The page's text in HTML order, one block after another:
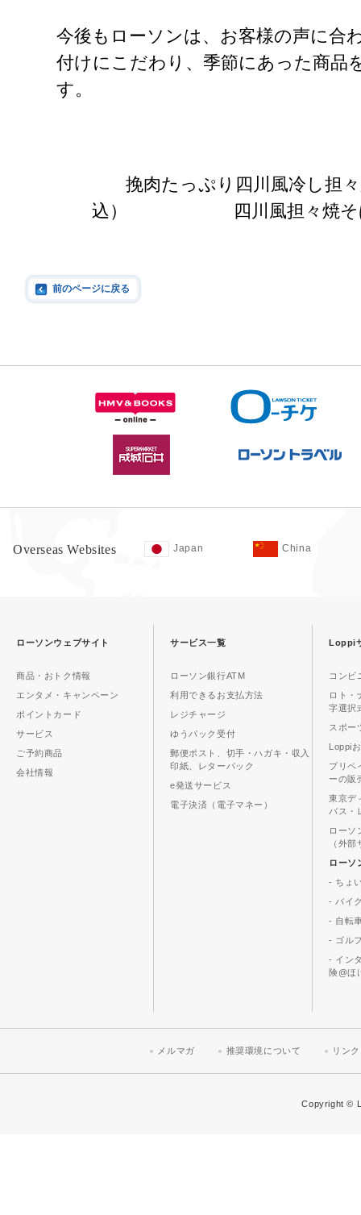
今後もローソンは、お客様の声に合
付けにこだわり、季節にあった商品
す。
挽肉たっぷり四川風冷し担
込） 四川風担々焼そば
前のページに戻る
Overseas Websites Japan China
ローソンウェブサイト
商品・おトク情報
エンタメ・キャンペーン
ポイントカード
サービス
ご予約商品
会社情報
サービス一覧
ローソン銀行ATM
利用できるお支払方法
レジチャージ
ゆうパック受付
郵便ポスト、切手・ハガキ・収入
印紙、レターパック
e発送サービス
電子決済（電子マネー）
Loppi
コンビ
ロト・
字選択
スポー
Loppi
プリペ
ーの販
東京デ
バス・
ローソ
（外
ローソ
- ちょ
- バイ
- 自転
- ゴル
- イン
険@ほ
メルマガ 推奨環境について リン
Copyright ©